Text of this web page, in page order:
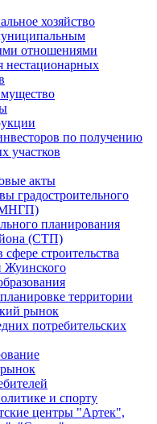
хозяйство
отношениями
нестационарных
по получению
участков
акты
градостроительного
планирования
(СТП)
строительства
Жуинского
территории
рынок
потребительских
и спорту
центры "Артек",